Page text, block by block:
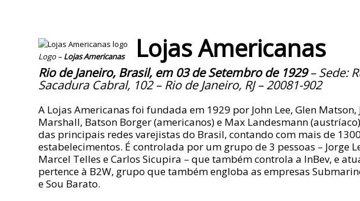
Logo – Lojas Americanas Lojas Americanas
Rio de Janeiro, Brasil, em 03 de Setembro de 1929– Sede:
Sacadura Cabral, 102 – Rio de Janeiro, RJ – 20081-902
A Lojas Americanas foi fundada em 1929 por John Lee, Glen Matson,
Marshall, Batson Borger (americanos) e Max Landesmann
das principais redes varejistas do Brasil, contando com mais de
estabelecimentos. É controlada por um grupo de 3 pessoas – Jorge
Marcel Telles e Carlos Sicupira – que também controla a InBev, e
pertence à B2W, grupo que também engloba as empresas
e Sou Barato.